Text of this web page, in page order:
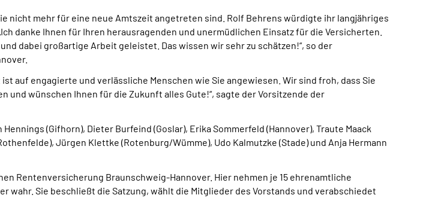
nicht mehr für eine neue Amtszeit angetreten sind. Rolf Behrens würdigte ihr langjähriges
danke Ihnen für Ihren herausragenden und unermüdlichen Einsatz für die Versicherten.
dabei großartige Arbeit geleistet. Das wissen wir sehr zu schätzen!“, so der
auf engagierte und verlässliche Menschen wie Sie angewiesen. Wir sind froh, dass Sie
und wünschen Ihnen für die Zukunft alles Gute!“, sagte der Vorsitzende der
(Gifhorn), Dieter Burfeind (Goslar), Erika Sommerfeld (Hannover), Traute Maack
Jürgen Klettke (Rotenburg/Wümme), Udo Kalmutzke (Stade) und Anja Hermann
Rentenversicherung Braunschweig-Hannover. Hier nehmen je 15 ehrenamtliche
Sie beschließt die Satzung, wählt die Mitglieder des Vorstands und verabschiedet